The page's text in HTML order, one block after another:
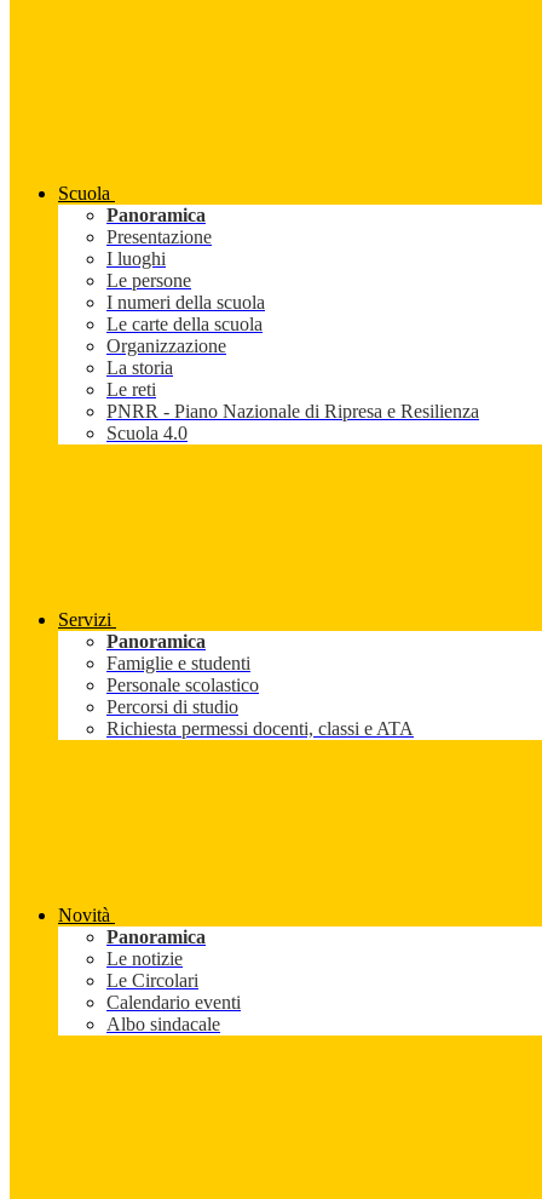
Scuola
Panoramica
Presentazione
I luoghi
Le persone
I numeri della scuola
Le carte della scuola
Organizzazione
La storia
Le reti
PNRR - Piano Nazionale di Ripresa e Resilienza
Scuola 4.0
Servizi
Panoramica
Famiglie e studenti
Personale scolastico
Percorsi di studio
Richiesta permessi docenti, classi e ATA
Novità
Panoramica
Le notizie
Le Circolari
Calendario eventi
Albo sindacale